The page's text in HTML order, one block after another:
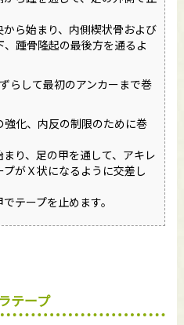
ら始まり、内側楔状骨および
踵骨隆起の最後方を通るよ
らして最初のアンカーまで巻
強化、内反の制限のために巻
り、足の甲を通して、アキレ
がＸ状になるように交差し
テープを止めます。
テープ